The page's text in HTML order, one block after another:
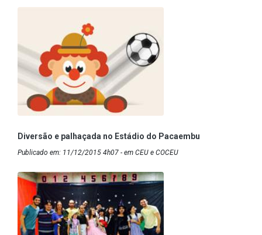
Diversão e palhaçada no Estádio do Pacaembu
Publicado em: 11/12/2015 4h07 - em CEU e COCEU